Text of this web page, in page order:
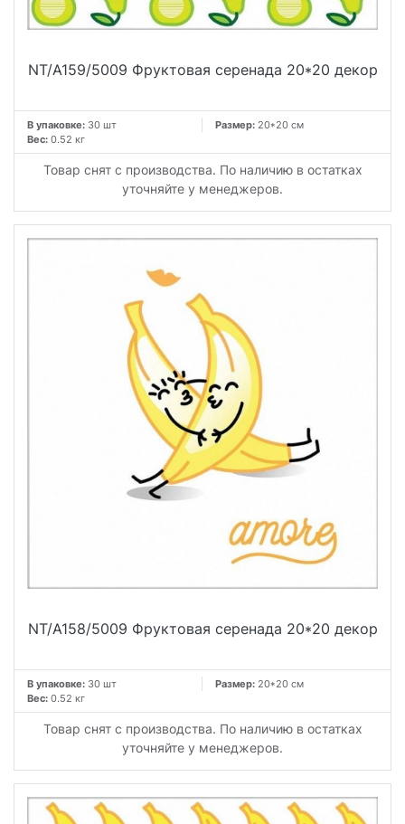
NT/A159/5009 Фруктовая серенада 20*20 декор
В упаковке: 30 шт Размер: 20*20 см
Вес: 0.52 кг
Товар снят с производства. По наличию в остатках
уточняйте у менеджеров.
NT/A158/5009 Фруктовая серенада 20*20 декор
В упаковке: 30 шт Размер: 20*20 см
Вес: 0.52 кг
Товар снят с производства. По наличию в остатках
уточняйте у менеджеров.